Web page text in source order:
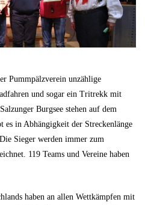
Pummpälzverein unzählige
und sogar ein Tritrekk mit
Burgsee stehen auf dem
in Abhängigkeit der Streckenlänge
Sieger werden immer zum
119 Teams und Vereine haben
haben an allen Wettkämpfen mit